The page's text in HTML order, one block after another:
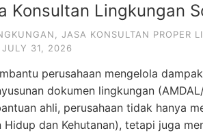
Konsultan Lingkungan
JASA KONSULTAN PROPER
JULY 31, 2026
perusahaan mengelola
dokumen lingkungan
ahli, perusahaan tidak hanya
dan Kehutanan), tetapi juga